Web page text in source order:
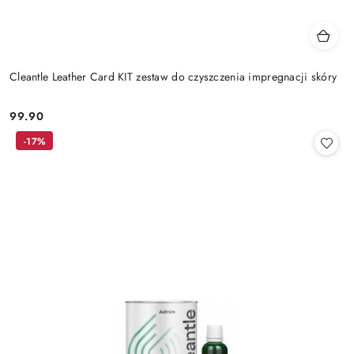
Cleantle Leather Card KIT zestaw do czyszczenia impregnacji skóry
Cena:
99.90
-17%